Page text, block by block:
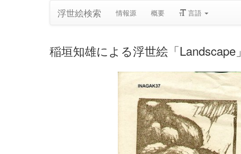
浮世絵検索 情報源 概要 言語
稲垣知雄による浮世絵「Landscape」